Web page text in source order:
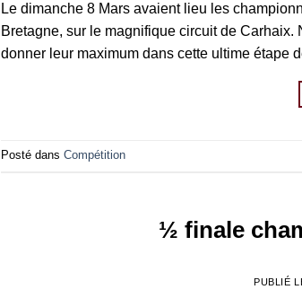
Le dimanche 8 Mars avaient lieu les
Bretagne, sur le magnifique circuit de
donner leur maximum dans cette ultime étape
Posté dans Compétition
½ finale
PUBLIÉ